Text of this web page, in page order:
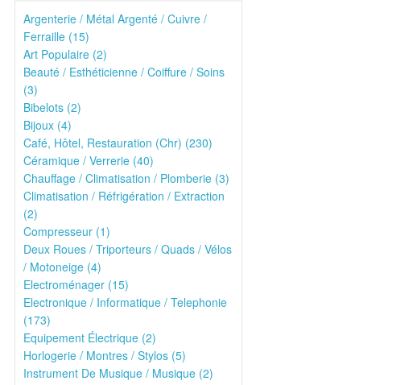
Argenterie / Métal Argenté / Cuivre /
Ferraille (15)
Art Populaire (2)
Beauté / Esthéticienne / Coiffure / Soins
(3)
Bibelots (2)
Bijoux (4)
Café, Hôtel, Restauration (Chr) (230)
Céramique / Verrerie (40)
Chauffage / Climatisation / Plomberie (3)
Climatisation / Réfrigération / Extraction
(2)
Compresseur (1)
Deux Roues / Triporteurs / Quads / Vélos
/ Motoneige (4)
Electroménager (15)
Electronique / Informatique / Telephonie
(173)
Equipement Électrique (2)
Horlogerie / Montres / Stylos (5)
Instrument De Musique / Musique (2)